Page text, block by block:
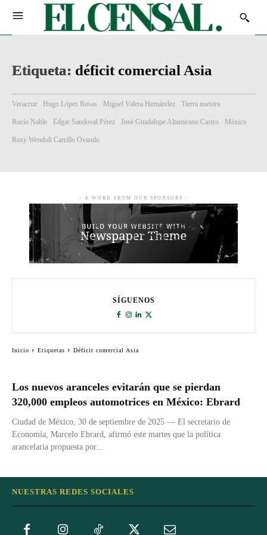
Etiqueta: déficit comercial Asia
Veracruz Hugo López Rosas Miguel Valera Hernández Tierra nuestra
Rocío Nahle Edgar Sandoval Pérez José Guadalupe Altamirano Castro México
Rosy Wendoli Carrillo Ovando
Los nuevos aranceles evitarán que se pierdan
320,000 empleos automotrices en México: Ebrard
Ciudad de México, 30 de septiembre de 2025 — El secretario de
Economía, Marcelo Ebrard, afirmó este martes que la política
arancelaria propuesta por...
- A WORD FROM OUR SPONSORS -
SÍGUENOS
Inicio Etiquetas Déficit comercial Asia
NUESTRAS REDES SOCIALES